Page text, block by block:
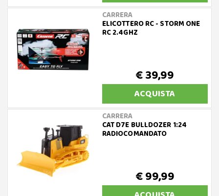
CARRERA
ELICOTTERO RC - STORM ONE
RC 2.4GHZ
€ 39,99
ACQUISTA
CARRERA
CAT D7E BULLDOZER 1:24
RADIOCOMANDATO
€ 99,99